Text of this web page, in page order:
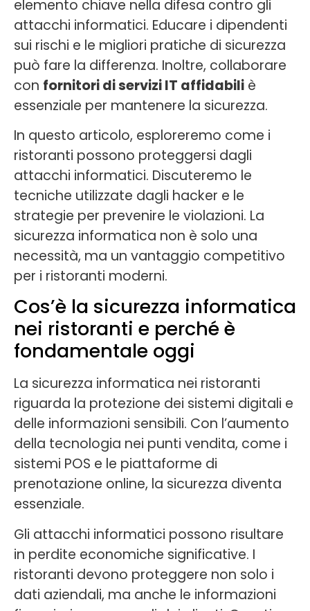
elemento chiave nella difesa contro gli
attacchi informatici. Educare i dipendenti
sui rischi e le migliori pratiche di sicurezza
può fare la differenza. Inoltre, collaborare
con fornitori di servizi IT affidabili è
essenziale per mantenere la sicurezza.
In questo articolo, esploreremo come i
ristoranti possono proteggersi dagli
attacchi informatici. Discuteremo le
tecniche utilizzate dagli hacker e le
strategie per prevenire le violazioni. La
sicurezza informatica non è solo una
necessità, ma un vantaggio competitivo
per i ristoranti moderni.
Cos’è la sicurezza informatica
nei ristoranti e perché è
fondamentale oggi
La sicurezza informatica nei ristoranti
riguarda la protezione dei sistemi digitali e
delle informazioni sensibili. Con l’aumento
della tecnologia nei punti vendita, come i
sistemi POS e le piattaforme di
prenotazione online, la sicurezza diventa
essenziale.
Gli attacchi informatici possono risultare
in perdite economiche significative. I
ristoranti devono proteggere non solo i
dati aziendali, ma anche le informazioni